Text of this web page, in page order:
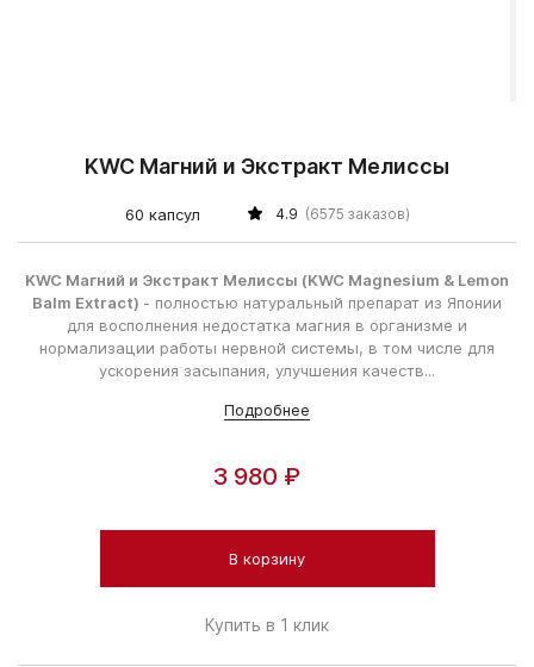
KWC Магний и Экстракт Мелиссы
60 капсул 4.9 (6575 заказов)
KWC Магний и Экстракт Мелиссы (KWC Magnesium & Lemon
Balm Extract) - полностью натуральный препарат из Японии
для восполнения недостатка магния в организме и
нормализации работы нервной системы, в том числе для
ускорения засыпания, улучшения качеств...
Подробнее
3 980 ₽
В корзину
Купить в 1 клик